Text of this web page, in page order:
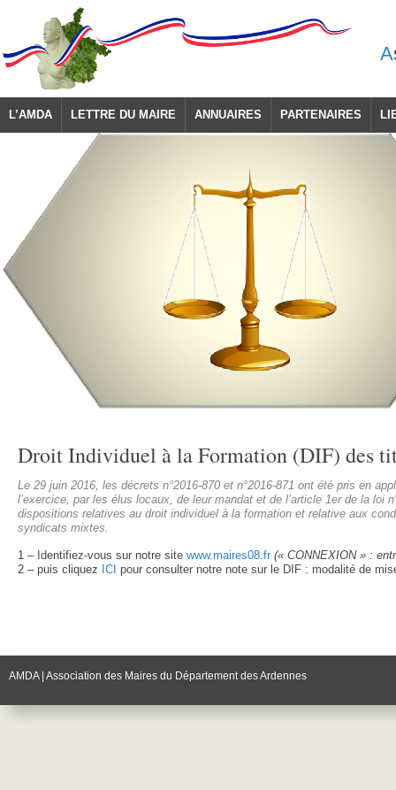
A
L’AMDA LETTRE DU MAIRE ANNUAIRES PARTENAIRES
Droit Individuel à la Formation (DIF) des
Le 29 juin 2016, les décrets n°2016-870 et n°2016-871 ont été pris en
l’exercice, par les élus locaux, de leur mandat et de l’article 1er de la loi
dispositions relatives au droit individuel à la formation et relative aux
syndicats mixtes.
1 – Identifiez-vous sur notre site www.maires08.fr (« CONNEXION » :
2 – puis cliquez ICI pour consulter notre note sur le DIF : modalité de
AMDA | Association des Maires du Département des Ardennes